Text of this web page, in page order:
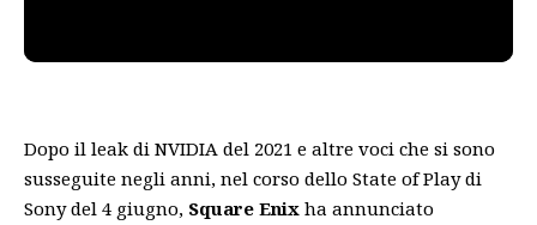
Dopo il leak di NVIDIA del 2021 e altre voci che si sono
susseguite negli anni, nel corso dello State of Play di
Sony del 4 giugno, Square Enix ha annunciato